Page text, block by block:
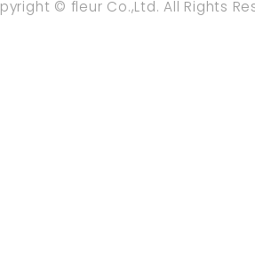
© fleur Co.,Ltd. All Rights